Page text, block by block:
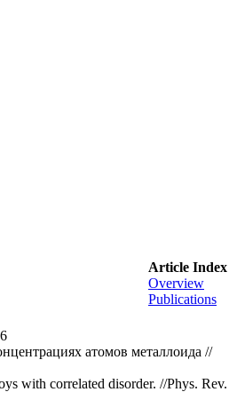
Article Index
Overview
Publications
атомов металлоида //
with correlated disorder. //Phys. Rev.